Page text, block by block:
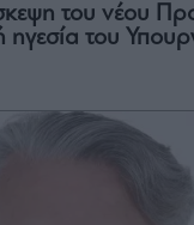
του νέου
ηγεσία του